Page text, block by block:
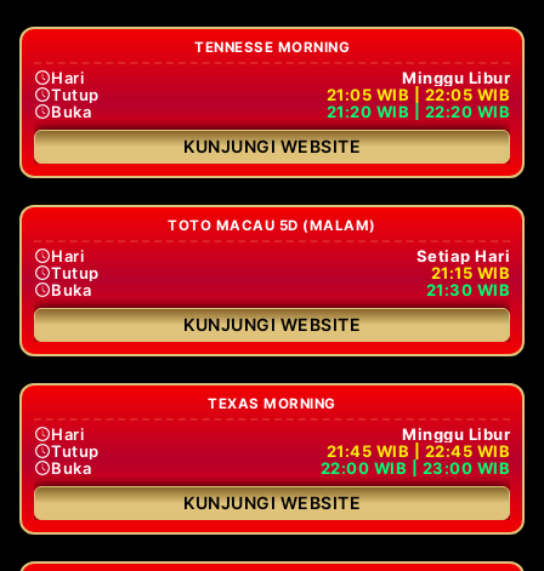
TENNESSE MORNING
Hari
Minggu Libur
Tutup
21:05 WIB | 22:05 WIB
Buka
21:20 WIB | 22:20 WIB
KUNJUNGI WEBSITE
TOTO MACAU 5D (MALAM)
Hari
Setiap Hari
Tutup
21:15 WIB
Buka
21:30 WIB
KUNJUNGI WEBSITE
TEXAS MORNING
Hari
Minggu Libur
Tutup
21:45 WIB | 22:45 WIB
Buka
22:00 WIB | 23:00 WIB
KUNJUNGI WEBSITE